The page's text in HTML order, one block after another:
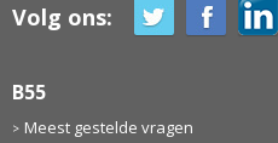
Volg ons:
B55
Meest gestelde vragen